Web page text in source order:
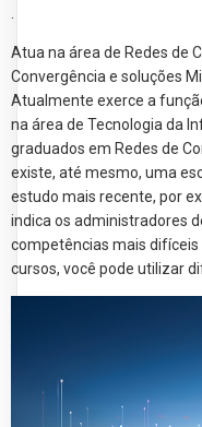
Atua na área de Redes de
Convergência e soluções
Atualmente exerce a
na área de Tecnologia da
graduados em Redes de
existe, até mesmo, uma
estudo mais recente, por
indica os administradores
competências mais
cursos, você pode utilizar